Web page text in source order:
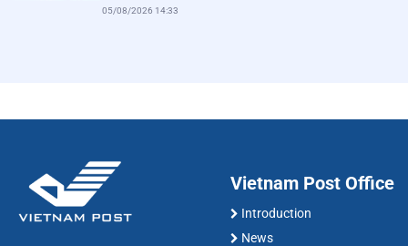
05/08/2026 14:33
Vietnam Post Office
Introduction
News